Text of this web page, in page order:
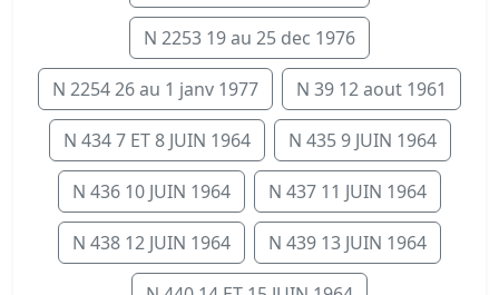
N 2253 19 au 25 dec 1976
N 2254 26 au 1 janv 1977 N 39 12 aout 1961
N 434 7 ET 8 JUIN 1964 N 435 9 JUIN 1964
N 436 10 JUIN 1964 N 437 11 JUIN 1964
N 438 12 JUIN 1964 N 439 13 JUIN 1964